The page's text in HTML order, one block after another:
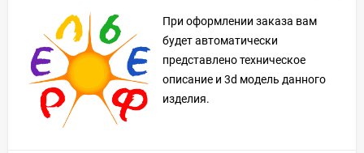
При оформлении заказа вам
будет автоматически
представлено техническое
описание и 3d модель данного
изделия.